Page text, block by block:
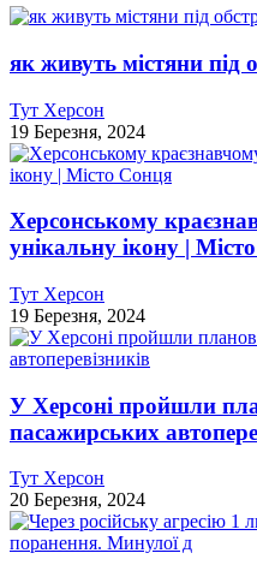
як живуть містяни під
Тут Херсон
19 Березня, 2024
Херсонському
унікальну ікону |
Тут Херсон
19 Березня, 2024
У Херсоні пройшли
пасажирських
Тут Херсон
20 Березня, 2024